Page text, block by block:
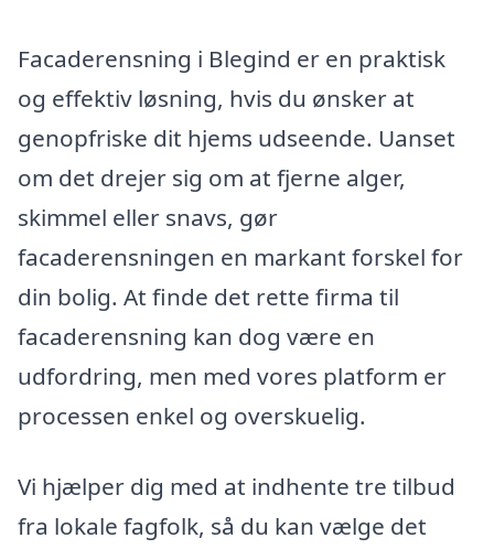
Facaderensning i Blegind er en praktisk
og effektiv løsning, hvis du ønsker at
genopfriske dit hjems udseende. Uanset
om det drejer sig om at fjerne alger,
skimmel eller snavs, gør
facaderensningen en markant forskel for
din bolig. At finde det rette firma til
facaderensning kan dog være en
udfordring, men med vores platform er
processen enkel og overskuelig.
Vi hjælper dig med at indhente tre tilbud
fra lokale fagfolk, så du kan vælge det